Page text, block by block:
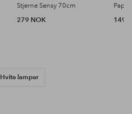
Stjerne Sensy 70cm
279 NOK
149
Hvite lamper